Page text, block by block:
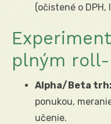
(očistené o DPH,
plným
Alpha/Beta trh:
ponukou,
učenie.